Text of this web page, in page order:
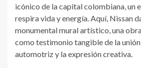
icónico de la capital colombiana, un
respira vida y energía. Aquí, Nissan
monumental mural artístico, una
como testimonio tangible de la
automotriz y la expresión creativa.